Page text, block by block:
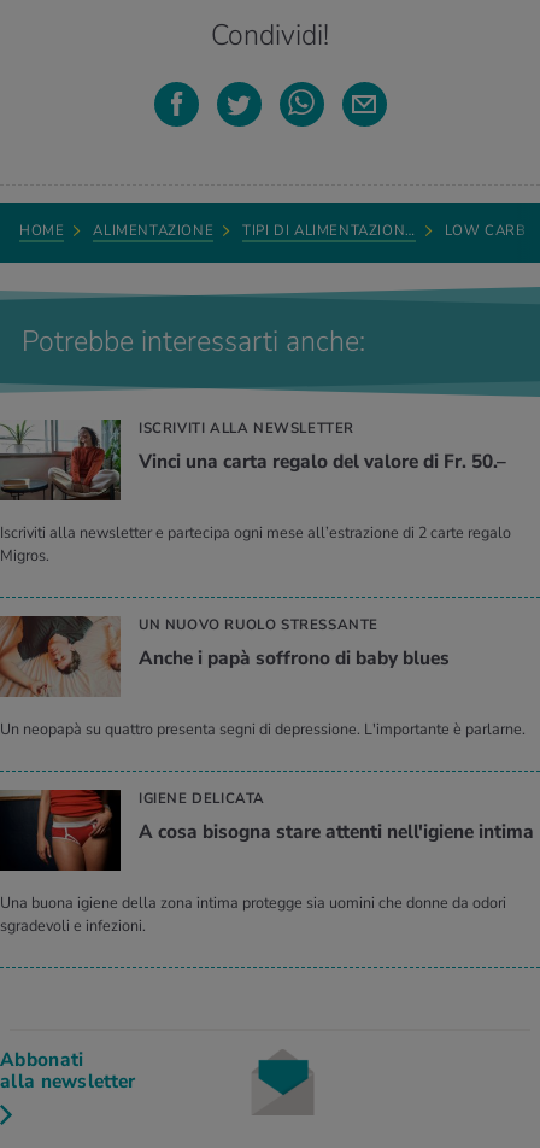
Condividi!
HOME ALIMENTAZIONE TIPI DI ALIMENTAZION… LOW CARB
Potrebbe interessarti anche:
ISCRIVITI ALLA NEWSLETTER
Vinci una carta regalo del valore di Fr. 50.–
Iscriviti alla newsletter e partecipa ogni mese all’estrazione di 2 carte regalo
Migros.
UN NUOVO RUOLO STRESSANTE
Anche i papà soffrono di baby blues
Un neopapà su quattro presenta segni di depressione. L'importante è parlarne.
IGIENE DELICATA
A cosa bisogna stare attenti nell'igiene intima
Una buona igiene della zona intima protegge sia uomini che donne da odori
sgradevoli e infezioni.
Abbonati
alla newsletter